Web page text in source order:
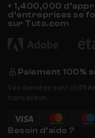
+ 1,400,000
d’entreprises se
sur Tuto.com
Paiement 100%
Vos données sont
transaction.
Besoin d’aide ?